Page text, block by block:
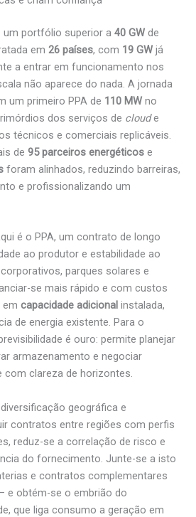
um portfólio superior a 40 GW de
em 26 países, com 19 GW já
a entrar em funcionamento nos
não aparece do nada. A jornada
um primeiro PPA de 110 MW no
dos serviços de cloude
técnicos e comerciais replicáveis.
de 95 parceiros energéticos e
foram alinhados, reduzindo barreiras,
e profissionalizando um
é o PPA, um contrato de longo
ao produtor e estabilidade ao
parques solares e
se mais rápido e com custos
em capacidade adicional instalada,
de energia existente. Para o
é ouro: permite planejar
armazenamento e negociar
com clareza de horizontes.
geográfica e
contratos entre regiões com perfis
reduz-se a correlação de risco e
do fornecimento. Junte-se a isto
e contratos complementares
e obtém-se o embrião do
que liga consumo a geração em